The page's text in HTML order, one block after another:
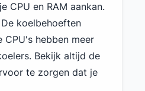
CPU en RAM aankan.
koelbehoeften
hebben meer
Bekijk altijd de
te zorgen dat je